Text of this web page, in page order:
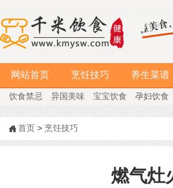
网站首页 烹饪技巧 养生菜谱
饮食禁忌 异国美味 宝宝饮食 孕妇饮食
首页 > 烹饪技巧
燃气灶